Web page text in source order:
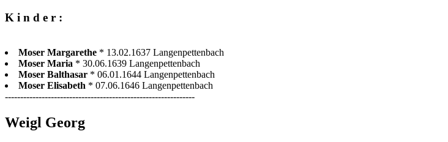
K i n d e r :
Moser Margarethe * 13.02.1637 Langenpettenbach
Moser Maria * 30.06.1639 Langenpettenbach
Moser Balthasar * 06.01.1644 Langenpettenbach
Moser Elisabeth * 07.06.1646 Langenpettenbach
--------------------------------------------------------------
Weigl Georg